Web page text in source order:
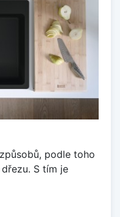
podle toho
S tím je